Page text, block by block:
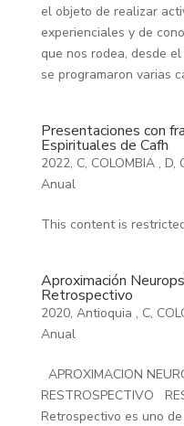
el objeto de realizar
experienciales y de
que nos rodea, desde
se programaron varias
Presentaciones con
Espirituales de Cafh
2022, C, COLOMBIA , D,
Anual
This content is
Aproximación
Retrospectivo
2020, Antioquia , C,
Anual
APROXIMACION
RESTROSPECTIVO
Retrospectivo es uno